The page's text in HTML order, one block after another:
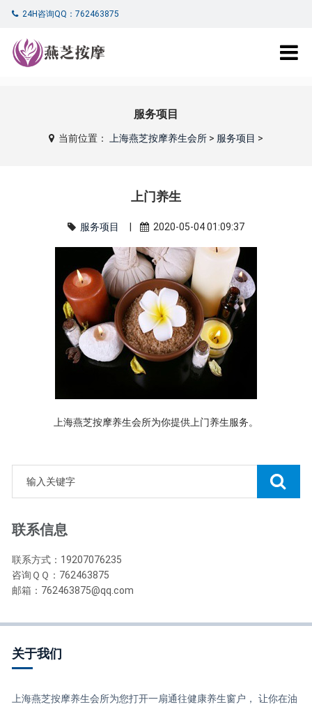
24H咨询QQ：762463875
服务项目
当前位置： 上海燕芝按摩养生会所> 服务项目 >
上门养生
服务项目 2020-05-04 01:09:37
上海燕芝按摩养生会所为你提供上门养生服务。
联系信息
联系方式：19207076235
咨询ＱＱ：762463875
邮箱：762463875@qq.com
关于我们
上海燕芝按摩养生会所为您打开一扇通往健康养生窗户， 让你在油